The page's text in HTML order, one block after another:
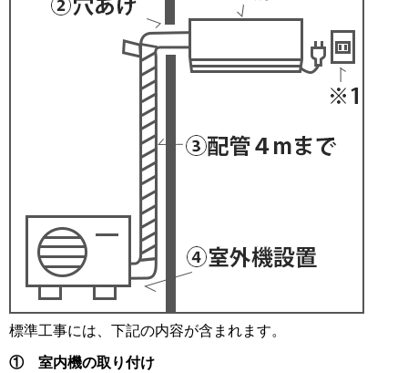
標準工事には、下記の内容が含まれます。
①
室内機の取り付け